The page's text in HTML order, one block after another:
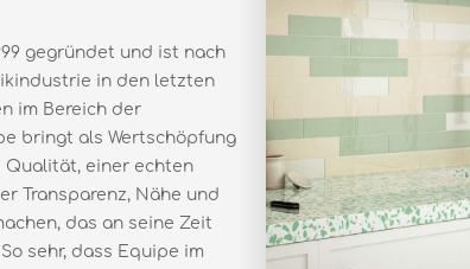
gegründet und ist nach
in den letzten
im Bereich der
bringt als Wertschöpfung
Qualität, einer echten
Transparenz, Nähe und
das an seine Zeit
sehr, dass Equipe im